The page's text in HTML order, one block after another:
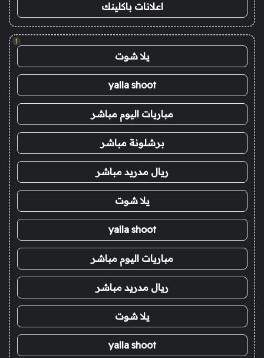
اعلانات باكلينك
!
يلا شوت
yalla shoot
مباريات اليوم مباشر
برشلونة مباشر
ريال مدريد مباشر
يلا شوت
yalla shoot
مباريات اليوم مباشر
ريال مدريد مباشر
يلا شوت
yalla shoot